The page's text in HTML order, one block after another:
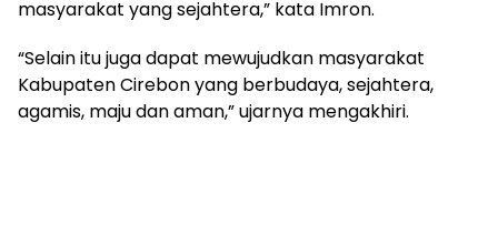
masyarakat yang sejahtera,” kata Imron.
“Selain itu juga dapat mewujudkan masyarakat
Kabupaten Cirebon yang berbudaya, sejahtera,
agamis, maju dan aman,” ujarnya mengakhiri.